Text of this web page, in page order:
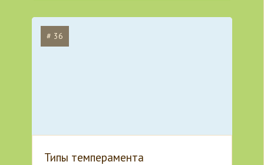
# 36
Типы темперамента